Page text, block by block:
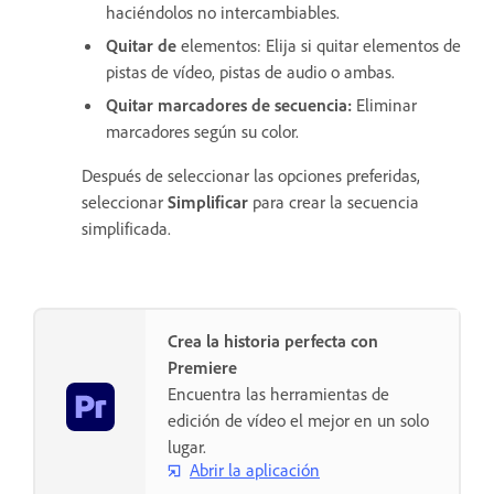
haciéndolos no intercambiables.
Quitar de elementos: Elija si quitar elementos de
pistas de vídeo, pistas de audio o ambas.
Quitar marcadores de secuencia: Eliminar
marcadores según su color.
Después de seleccionar las opciones preferidas,
seleccionar Simplificar para crear la secuencia
simplificada.
Crea la historia perfecta con
Premiere
Encuentra las herramientas de
edición de vídeo el mejor en un solo
lugar.
Abrir la aplicación